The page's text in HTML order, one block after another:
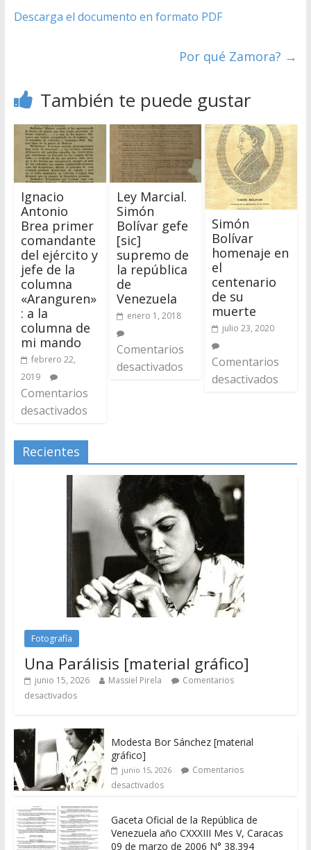
Descarga el documento en formato PDF
Por qué Zamora? →
También te puede gustar
Ignacio
Antonio
Brea primer
comandante
del ejército y
jefe de la
columna
«Aranguren»
: a la
columna de
mi mando
febrero 22,
2019
Comentarios
desactivados
Ley Marcial.
Simón
Bolívar gefe
[sic]
supremo de
la república
de
Venezuela
enero 1, 2018
Comentarios
desactivados
Simón
Bolívar
homenaje en
el
centenario
de su
muerte
julio 23, 2020
Comentarios
desactivados
Recientes
Fotografía
Una Parálisis [material gráfico]
junio 15, 2026 Massiel Pirela
Comentarios
desactivados
Modesta Bor Sánchez [material
gráfico]
junio 15, 2026
Comentarios
desactivados
Gaceta Oficial de la República de
Venezuela año CXXXIII Mes V, Caracas
09 de marzo de 2006 N° 38.394